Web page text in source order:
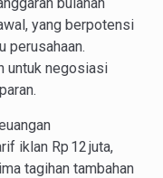
yang berpotensi
perusahaan.
untuk negosiasi
iklan Rp 12 juta,
tagihan tambahan